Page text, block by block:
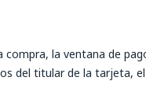
compra, la ventana de
del titular de la tarjeta,